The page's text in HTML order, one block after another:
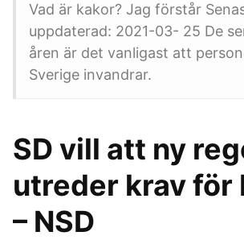
Vad är kakor? Jag förstår
uppdaterad: 2021-03- 25 De
åren är det vanligast att
Sverige invandrar.
SD vill att ny
utreder krav för
– NSD